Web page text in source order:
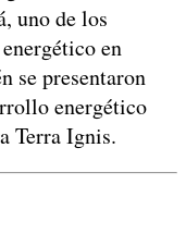
uno de los
en
se presentaron
energético
Terra Ignis.